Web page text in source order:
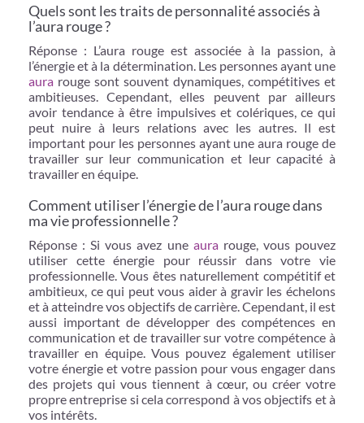
Quels sont les traits de personnalité associés à
l’aura rouge ?
Réponse : L’aura rouge est associée à la passion, à
l’énergie et à la détermination. Les personnes ayant une
aura rouge sont souvent dynamiques, compétitives et
ambitieuses. Cependant, elles peuvent par ailleurs
avoir tendance à être impulsives et colériques, ce qui
peut nuire à leurs relations avec les autres. Il est
important pour les personnes ayant une aura rouge de
travailler sur leur communication et leur capacité à
travailler en équipe.
Comment utiliser l’énergie de l’aura rouge dans
ma vie professionnelle ?
Réponse : Si vous avez une aurarouge, vous pouvez
utiliser cette énergie pour réussir dans votre vie
professionnelle. Vous êtes naturellement compétitif et
ambitieux, ce qui peut vous aider à gravir les échelons
et à atteindre vos objectifs de carrière. Cependant, il est
aussi important de développer des compétences en
communication et de travailler sur votre compétence à
travailler en équipe. Vous pouvez également utiliser
votre énergie et votre passion pour vous engager dans
des projets qui vous tiennent à cœur, ou créer votre
propre entreprise si cela correspond à vos objectifs et à
vos intérêts.